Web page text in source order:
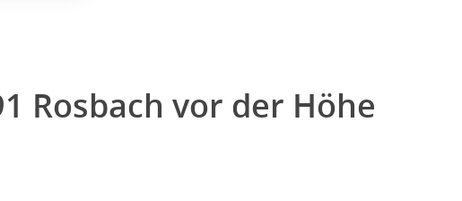
Rosbach vor der Höhe